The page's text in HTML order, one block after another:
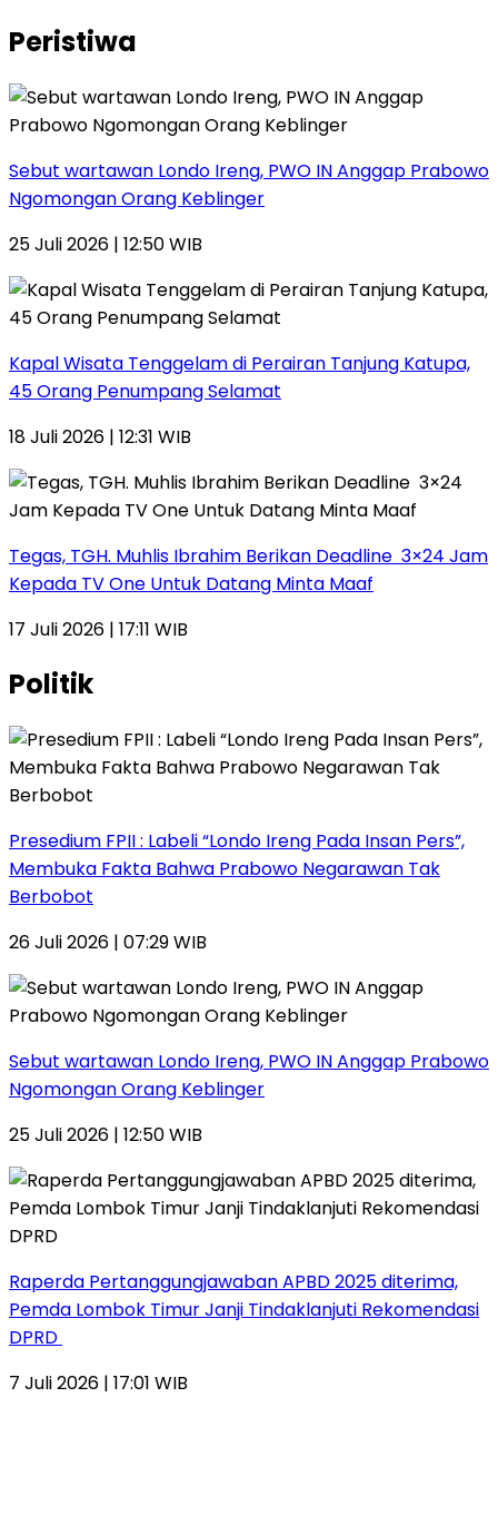
Peristiwa
Sebut wartawan Londo Ireng, PWO IN Anggap Prabowo
Ngomongan Orang Keblinger
25 Juli 2026 | 12:50 WIB
Kapal Wisata Tenggelam di Perairan Tanjung Katupa,
45 Orang Penumpang Selamat
18 Juli 2026 | 12:31 WIB
Tegas, TGH. Muhlis Ibrahim Berikan Deadline 3×24 Jam
Kepada TV One Untuk Datang Minta Maaf
17 Juli 2026 | 17:11 WIB
Politik
Presedium FPII : Labeli “Londo Ireng Pada Insan Pers”,
Membuka Fakta Bahwa Prabowo Negarawan Tak
Berbobot
26 Juli 2026 | 07:29 WIB
Sebut wartawan Londo Ireng, PWO IN Anggap Prabowo
Ngomongan Orang Keblinger
25 Juli 2026 | 12:50 WIB
Raperda Pertanggungjawaban APBD 2025 diterima,
Pemda Lombok Timur Janji Tindaklanjuti Rekomendasi
DPRD
7 Juli 2026 | 17:01 WIB